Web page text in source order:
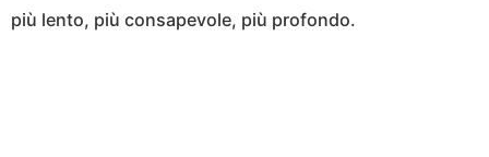
più lento, più consapevole, più profondo.